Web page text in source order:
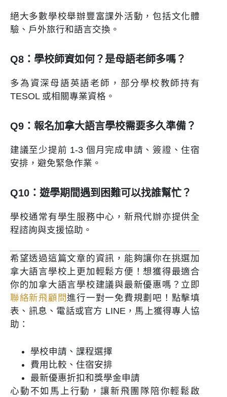
絕大多數學校舉辦豐富課外活動，包括文化體
驗、戶外旅行和語言交換。
Q8：學校師資如何？是母語老師多嗎？
多為資深母語英語老師，部分學校教師持有
TESOL 或相關專業資格。
Q9：報名加拿大語言學校需要多久準備？
建議至少提前 1-3 個月完成申請、簽證、住宿
安排，避免緊急作業。
Q10：遊學期間遇到困難可以找誰幫忙？
學校通常有學生服務中心，新飛代辦亦提供全
程諮詢與支援協助。
希望透過這篇文章的資訊，能夠讓你在挑選加
拿大語言學校上更加輕鬆方便！想獲得最適合
你的加拿大語言學校建議與最新優惠嗎？立即
聯絡新飛顧問進行一對一免費規劃吧！點擊填
表、訊息、電話或官方 LINE，馬上獲得專人協
助：
學校申請、課程選擇
費用比較、住宿安排
最新優惠折扣和獎學金申請
心動不如馬上行動，讓新飛團隊陪你輕鬆啟